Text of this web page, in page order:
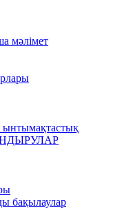
мәлімет
ынтымақтастық
бақылаулар